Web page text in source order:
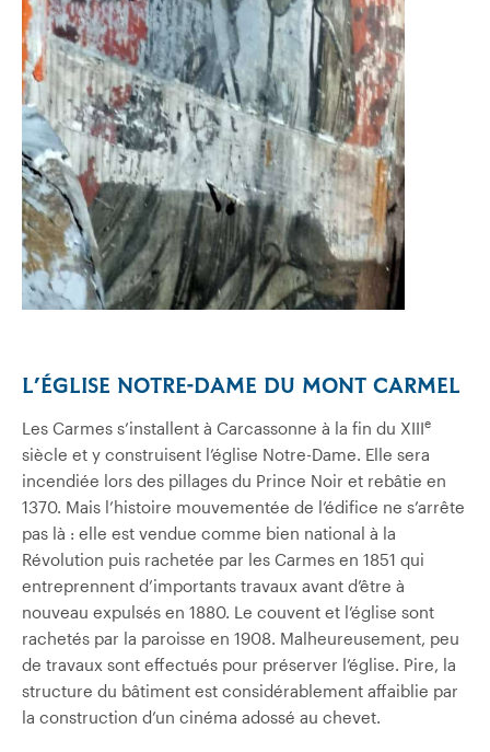
L’ÉGLISE NOTRE-DAME DU MONT CARMEL
Les Carmes s’installent à Carcassonne à la fin du XIIIe
siècle et y construisent l’église Notre-Dame. Elle sera
incendiée lors des pillages du Prince Noir et rebâtie en
1370. Mais l’histoire mouvementée de l’édifice ne s’arrête
pas là : elle est vendue comme bien national à la
Révolution puis rachetée par les Carmes en 1851 qui
entreprennent d’importants travaux avant d’être à
nouveau expulsés en 1880. Le couvent et l’église sont
rachetés par la paroisse en 1908. Malheureusement, peu
de travaux sont effectués pour préserver l’église. Pire, la
structure du bâtiment est considérablement affaiblie par
la construction d’un cinéma adossé au chevet.